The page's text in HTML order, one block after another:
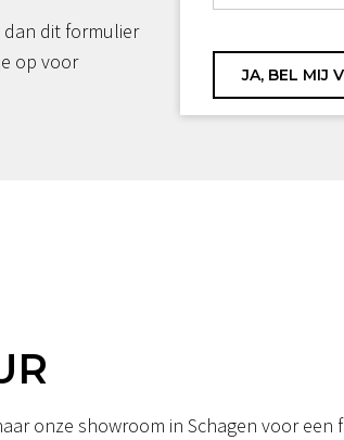
dan dit formulier
op voor
onze showroom in Schagen voor